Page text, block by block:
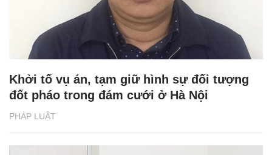
PHÁP LUẬT
Khởi tố vụ án, tạm giữ hình sự đối tượng
đốt pháo trong đám cưới ở Hà Nội